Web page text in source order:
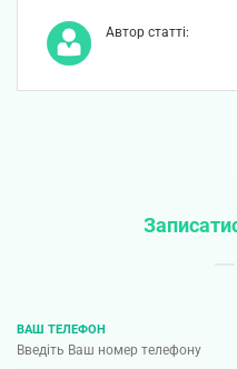
Автор статті:
ВАШ ТЕЛЕФОН